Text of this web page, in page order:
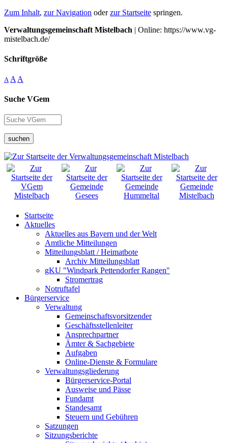
Zum Inhalt, zur Navigation oderzur Startseite springen.
Verwaltungsgemeinschaft Mistelbach | Online: https://www.vg-
mistelbach.de/
Schriftgröße
A A A
Suche VGem
suchen
Startseite
Aktuelles
Aktuelles aus Bayern und der Welt
Amtliche Mitteilungen
Mitteilungsblatt / Heimatbote
Archiv Mitteilungsblatt
gKU "Windpark Pettendorfer Rangen"
Stromertrag
Notruftafel
Bürgerservice
Verwaltung
Gemeinschaftsvorsitzender
Geschäftsstellenleiter
Ansprechpartner
Ämter & Sachgebiete
Aufgaben
Online-Dienste & Formulare
Verwaltungsgliederung
Bürgerservice-Portal
Ausweise und Pässe
Fundamt
Standesamt
Steuern und Gebühren
Satzungen
Sitzungsberichte